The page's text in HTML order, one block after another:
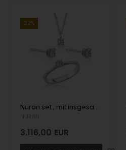
22%
Nuran set , mit insgesamt 0,72 ct Wesselton SI
3.116,00 EUR